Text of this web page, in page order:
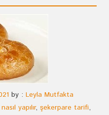
by : Leyla Mutfakta
yapılır, şekerpare tarifi,